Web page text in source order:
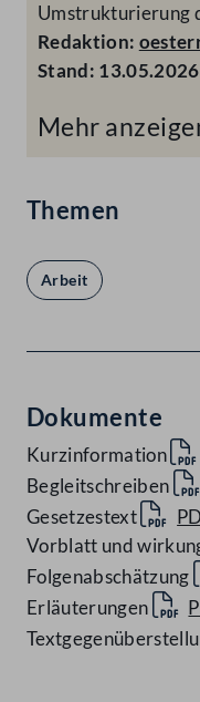
Umstrukturierung
Redaktion:
Stand: 13.05.2026
Mehr
Themen
Arbeit
Dokumente
Kurzinformation
Begleitschreiben
Gesetzestext
Vorblatt und
Folgenabschätzung
Erläuterungen